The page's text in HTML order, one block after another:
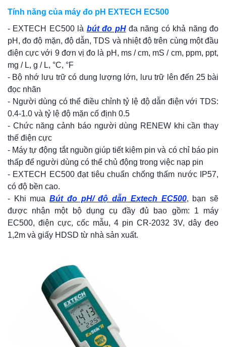
Tính năng của máy đo pH EXTECH EC500
- EXTECH EC500 là bút đo pHđa năng có khả năng đo
pH, đo độ mặn, độ dẫn, TDS và nhiệt độ trên cùng một đầu
điện cực với 9 đơn vị đo là pH, ms / cm, mS / cm, ppm, ppt,
mg / L, g / L, °C, °F
- Bộ nhớ lưu trữ có dung lượng lớn, lưu trữ lên đến 25 bài
đọc nhãn
- Người dùng có thể điều chỉnh tỷ lệ độ dẫn điện với TDS:
0.4-1.0 và tỷ lệ độ mặn cố định 0.5
- Chức năng cảnh báo người dùng RENEW khi cần thay
thế điện cực
- Máy tự động tắt nguồn giúp tiết kiệm pin và có chỉ báo pin
thấp để người dùng có thể chủ động trong việc nạp pin
- EXTECH EC500 đạt tiêu chuẩn chống thấm nước IP57,
có độ bền cao.
- Khi muaBút đo pH/ độ dẫn Extech EC500, bạn sẽ
được nhận một bộ dụng cụ đầy đủ bao gồm: 1 máy
EC500, điện cực, cốc mẫu, 4 pin CR-2032 3V, dây đeo
1,2m và giấy HDSD từ nhà sản xuất.